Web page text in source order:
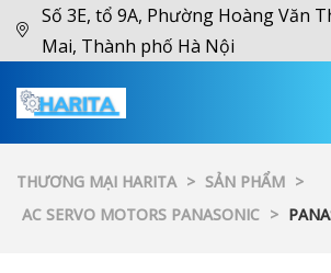
Số 3E, tổ 9A, Phường Hoàng Văn
Mai, Thành phố Hà Nội
THƯƠNG MẠI HARITA > SẢN PHẨM >
AC SERVO MOTORS PANASONIC >